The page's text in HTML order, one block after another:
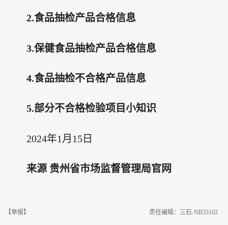
2.食品抽检产品合格信息
3.保健食品抽检产品合格信息
4.食品抽检不合格产品信息
5.部分不合格检验项目小知识
2024年1月15日
来源 贵州省市场监督管理局官网
【举报】 责任编辑：三石-NB33102